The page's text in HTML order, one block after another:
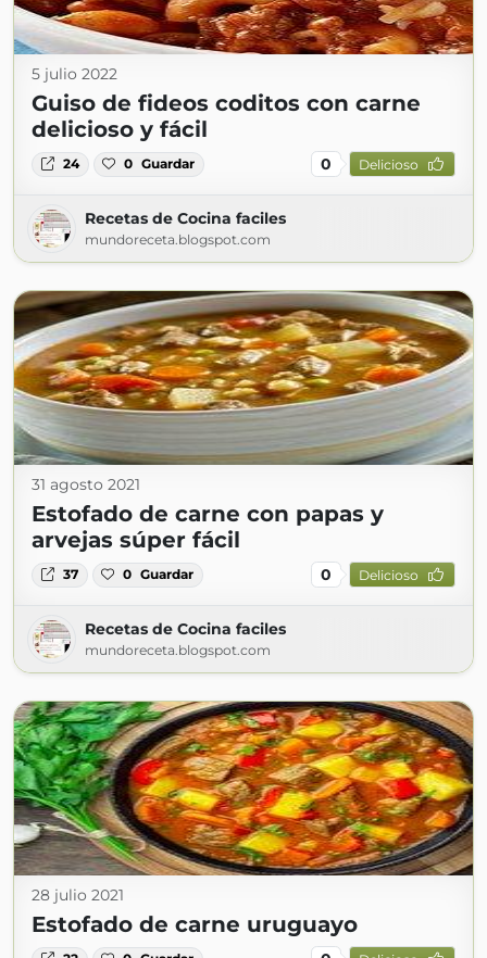
5 julio 2022
Guiso de fideos coditos con carne
delicioso y fácil
24 0 Guardar 0 Delicioso
Recetas de Cocina faciles
mundoreceta.blogspot.com
31 agosto 2021
Estofado de carne con papas y
arvejas súper fácil
37 0 Guardar 0 Delicioso
Recetas de Cocina faciles
mundoreceta.blogspot.com
28 julio 2021
Estofado de carne uruguayo